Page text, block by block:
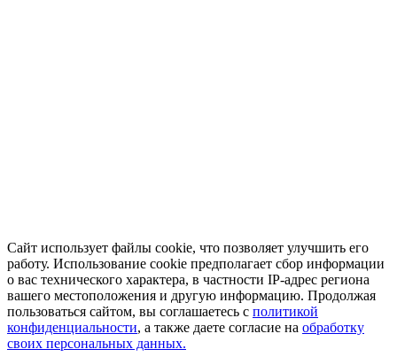
Сайт использует файлы cookie, что позволяет улучшить его
работу. Использование cookie предполагает сбор информации
о вас технического характера, в частности IP-адрес региона
вашего местоположения и другую информацию. Продолжая
пользоваться сайтом, вы соглашаетесь с политикой
конфиденциальности, а также даете согласие на обработку
своих персональных данных.